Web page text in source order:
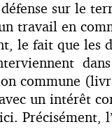
sur le
travail en
le fait que les
commune
un intérêt
Précisément,